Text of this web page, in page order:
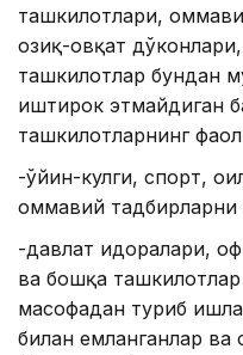
ташкилотлари,
озиқ-овқат
ташкилотлар бундан
иштирок этмайдиган
ташкилотларнинг
-ўйин-кулги, спорт,
оммавий тадбирларни
-давлат идоралари,
ва бошқа
масофадан туриб
билан емланганлар ва